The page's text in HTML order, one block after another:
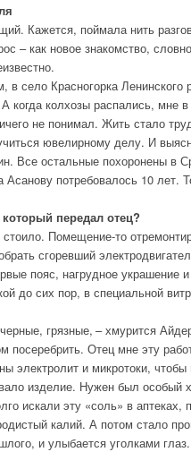
Кажется, поймала нить
– как новое знакомство,
в село Красногорка Ленинского
когда колхозы распались, мне
не понимал. Жить стало
ювелирному делу. И
Все остальные похоронены в
потребовалось 10 лет.
передал отец?
Помещение-то
сгоревший
пояс, нагрудное украшение
до сих пор, в специальной
грязные, – хмурится
посеребрить. Отец мне эту
электролит и микротоки,
изделие. Нужен был особый
искали эту «соль» в аптеках,
калий. А потом стало
и улыбается уголками глаз.